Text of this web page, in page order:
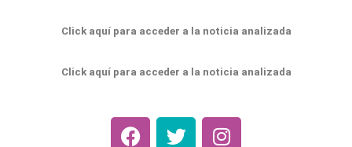
Click aquí para acceder a la noticia analizada
Click aquí para acceder a la noticia analizada